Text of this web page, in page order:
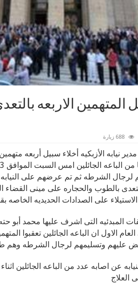
المتهمين الاربعه
688 زيارة
نيابه الأزبكيه أخلاء سبيل أربعه
لرجال الشرطه ثم تم عرضهم على النيابه
على الصدادات الحديديه الخاصه
المبدئيه التى اشرف عليها محمد أبو
الاول ان الباعه الجائلين تعقبوا
عليهم وتسليمهم لرجال الشرطه وهم طالب
عن اصابه عدد من الباعه الجائلين
العلاج